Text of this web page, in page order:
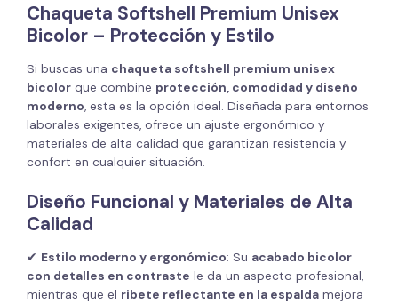
Chaqueta Softshell Premium Unisex
Bicolor – Protección y Estilo
Si buscas una chaqueta softshell premium unisex
bicolor que combine protección, comodidad y diseño
moderno, esta es la opción ideal. Diseñada para entornos
laborales exigentes, ofrece un ajuste ergonómico y
materiales de alta calidad que garantizan resistencia y
confort en cualquier situación.
Diseño Funcional y Materiales de Alta
Calidad
✔ Estilo moderno y ergonómico: Su acabado bicolor
con detalles en contraste le da un aspecto profesional,
mientras que el ribete reflectante en la espalda mejora